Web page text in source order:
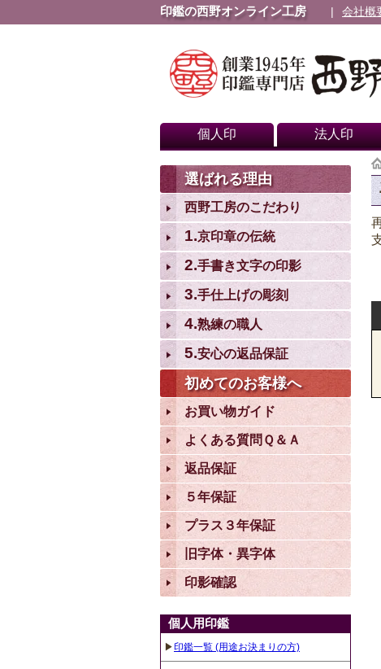
印鑑の西野オンライン工房 会社概
個人印 法人印
選ばれる理由
西野工房のこだわり
1.京印章の伝統
2.手書き文字の印影
3.手仕上げの彫刻
4.熟練の職人
5.安心の返品保証
初めてのお客様へ
お買い物ガイド
よくある質問Ｑ＆Ａ
返品保証
５年保証
プラス３年保証
旧字体・異字体
印影確認
個人用印鑑
▶印鑑一覧 (用途お決まりの方)